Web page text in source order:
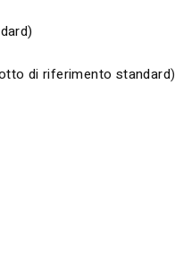
di riferimento standard)